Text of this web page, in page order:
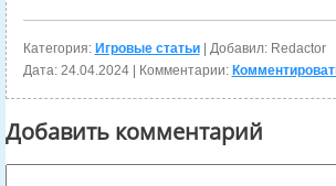
Категория: Игровые статьи| Добавил: Redactor
Дата: 24.04.2024| Комментарии:
Добавить комментарий